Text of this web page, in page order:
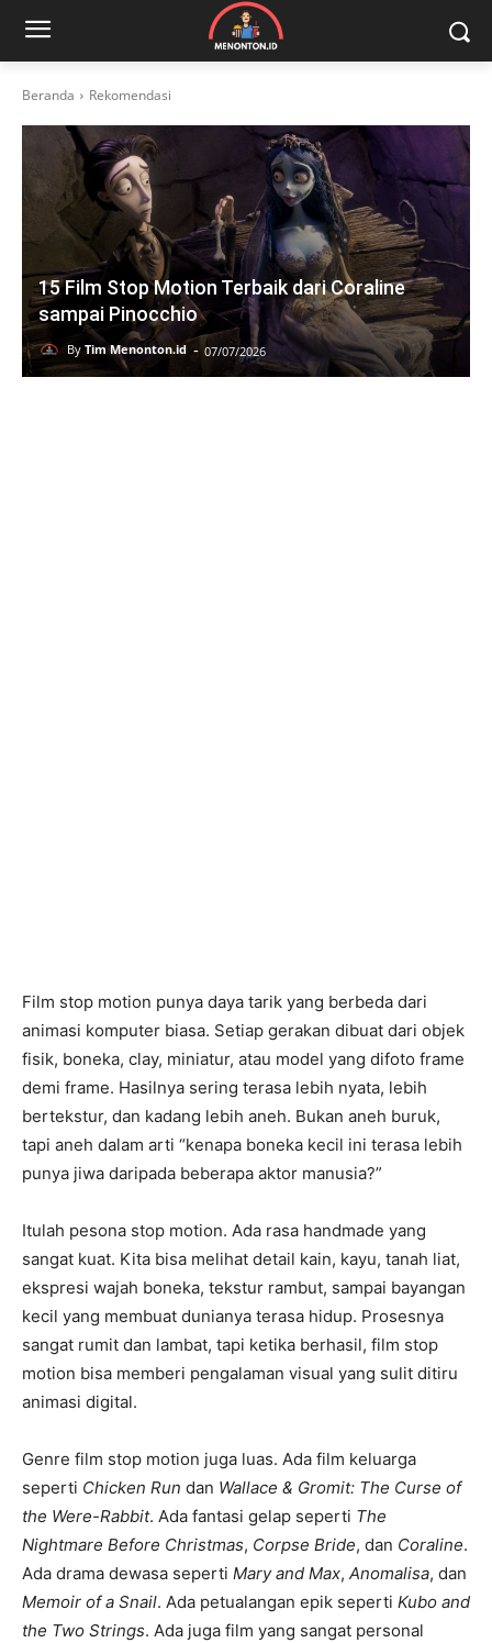
Beranda Rekomendasi
15 Film Stop Motion Terbaik dari Coraline
sampai Pinocchio
By Tim Menonton.id - 07/07/2026
Film stop motion punya daya tarik yang berbeda dari
animasi komputer biasa. Setiap gerakan dibuat dari objek
fisik, boneka, clay, miniatur, atau model yang difoto frame
demi frame. Hasilnya sering terasa lebih nyata, lebih
bertekstur, dan kadang lebih aneh. Bukan aneh buruk,
tapi aneh dalam arti “kenapa boneka kecil ini terasa lebih
punya jiwa daripada beberapa aktor manusia?”
Itulah pesona stop motion. Ada rasa handmade yang
sangat kuat. Kita bisa melihat detail kain, kayu, tanah liat,
ekspresi wajah boneka, tekstur rambut, sampai bayangan
kecil yang membuat dunianya terasa hidup. Prosesnya
sangat rumit dan lambat, tapi ketika berhasil, film stop
motion bisa memberi pengalaman visual yang sulit ditiru
animasi digital.
Genre film stop motion juga luas. Ada film keluarga
seperti Chicken Run dan Wallace & Gromit: The Curse of
the Were-Rabbit. Ada fantasi gelap seperti The
Nightmare Before Christmas, Corpse Bride, dan Coraline.
Ada drama dewasa seperti Mary and Max, Anomalisa, dan
Memoir of a Snail. Ada petualangan epik seperti Kubo and
the Two Strings. Ada juga film yang sangat personal